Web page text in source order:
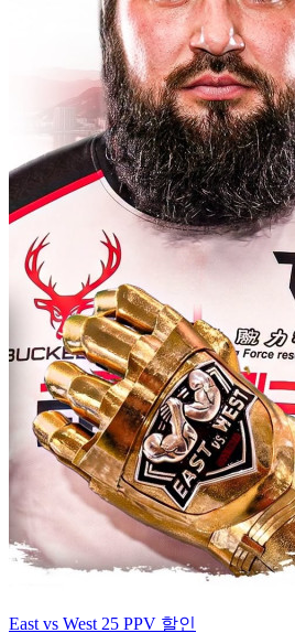
East vs West 25 PPV 할인